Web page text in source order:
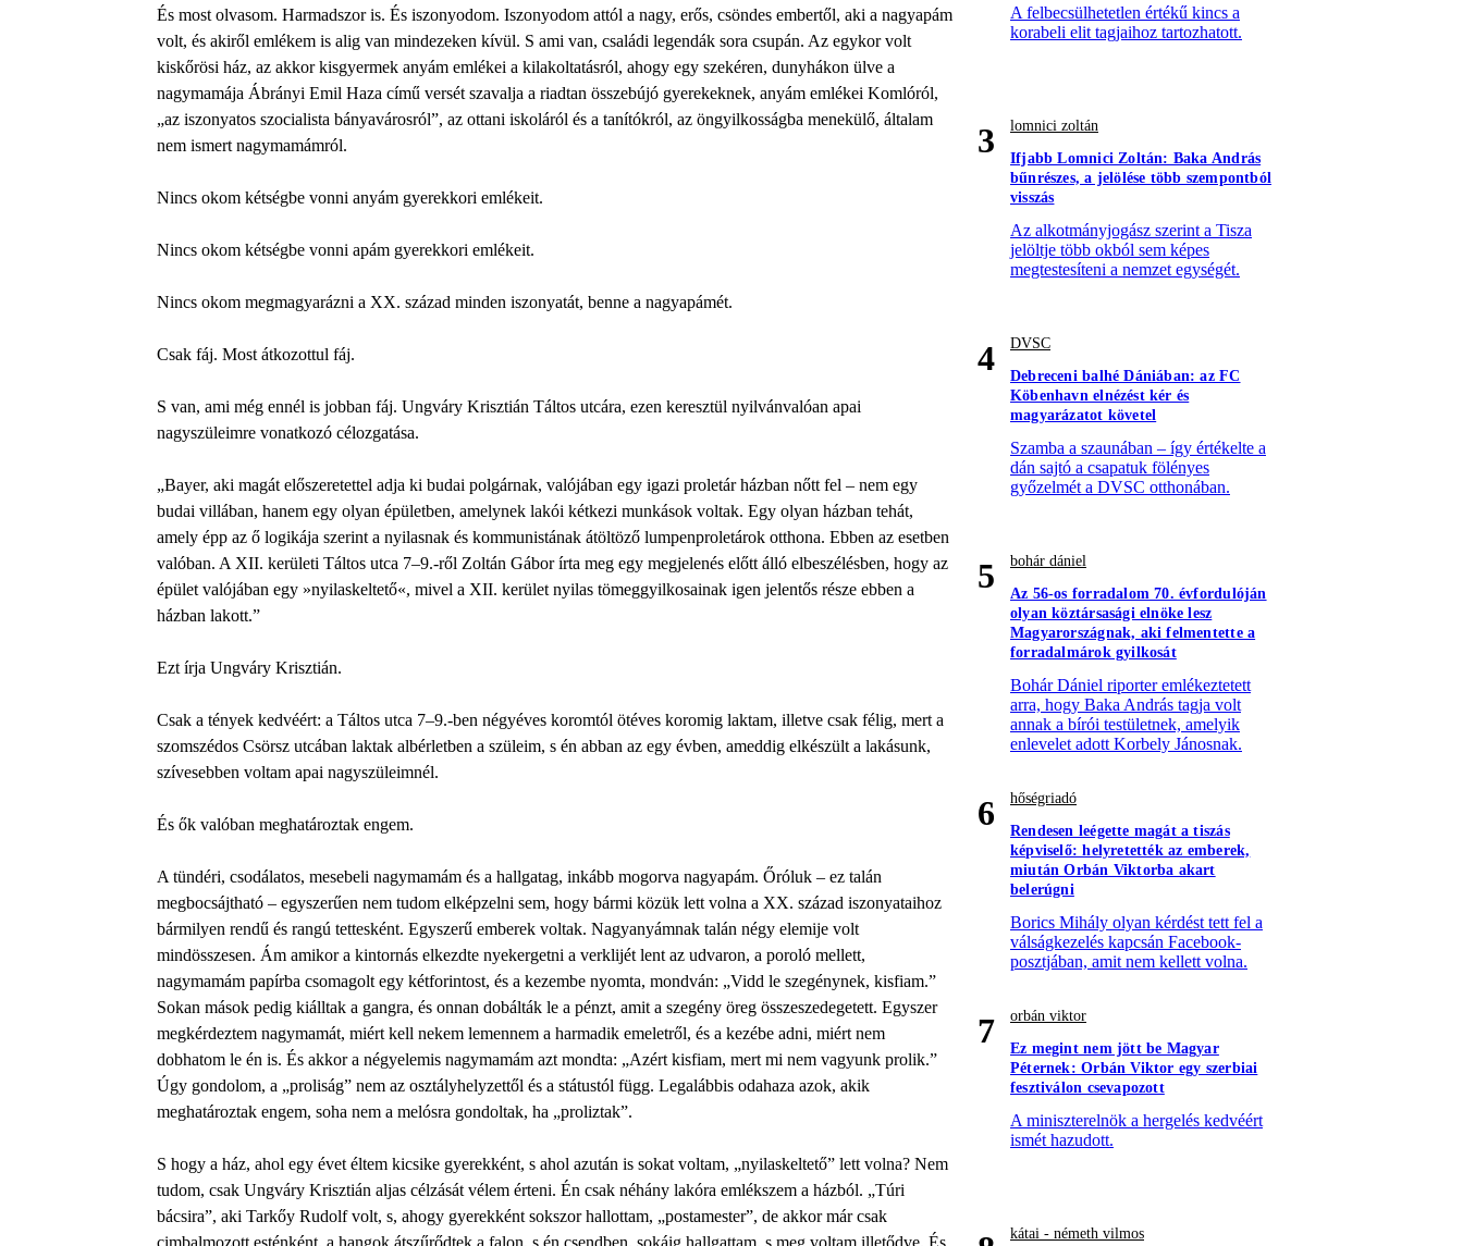
És most olvasom. Harmadszor is. És iszonyodom. Iszonyodom attól a nagy, erős, csöndes embertől, aki a nagyapám
volt, és akiről emlékem is alig van mindezeken kívül. S ami van, családi legendák sora csupán. Az egykor volt
kiskőrösi ház, az akkor kisgyermek anyám emlékei a kilakoltatásról, ahogy egy szekéren, dunyhákon ülve a
nagymamája Ábrányi Emil Haza című versét szavalja a riadtan összebújó gyerekeknek, anyám emlékei Komlóról,
„az iszonyatos szocialista bányavárosról”, az ottani iskoláról és a tanítókról, az öngyilkosságba menekülő, általam
nem ismert nagymamámról.
Nincs okom kétségbe vonni anyám gyerekkori emlékeit.
Nincs okom kétségbe vonni apám gyerekkori emlékeit.
Nincs okom megmagyarázni a XX. század minden iszonyatát, benne a nagyapámét.
Csak fáj. Most átkozottul fáj.
S van, ami még ennél is jobban fáj. Ungváry Krisztián Táltos utcára, ezen keresztül nyilvánvalóan apai
nagyszüleimre vonatkozó célozgatása.
„Bayer, aki magát előszeretettel adja ki budai polgárnak, valójában egy igazi proletár házban nőtt fel – nem egy
budai villában, hanem egy olyan épületben, amelynek lakói kétkezi munkások voltak. Egy olyan házban tehát,
amely épp az ő logikája szerint a nyilasnak és kommunistának átöltöző lumpenproletárok otthona. Ebben az esetben
valóban. A XII. kerületi Táltos utca 7–9.-ről Zoltán Gábor írta meg egy megjelenés előtt álló elbeszélésben, hogy az
épület valójában egy »nyilaskeltető«, mivel a XII. kerület nyilas tömeggyilkosainak igen jelentős része ebben a
házban lakott.”
Ezt írja Ungváry Krisztián.
Csak a tények kedvéért: a Táltos utca 7–9.-ben négyéves koromtól ötéves koromig laktam, illetve csak félig, mert a
szomszédos Csörsz utcában laktak albérletben a szüleim, s én abban az egy évben, ameddig elkészült a lakásunk,
szívesebben voltam apai nagyszüleimnél.
És ők valóban meghatároztak engem.
A tündéri, csodálatos, mesebeli nagymamám és a hallgatag, inkább mogorva nagyapám. Őróluk – ez talán
megbocsájtható – egyszerűen nem tudom elképzelni sem, hogy bármi közük lett volna a XX. század iszonyataihoz
bármilyen rendű és rangú tettesként. Egyszerű emberek voltak. Nagyanyámnak talán négy elemije volt
mindösszesen. Ám amikor a kintornás elkezdte nyekergetni a verklijét lent az udvaron, a poroló mellett,
nagymamám papírba csomagolt egy kétforintost, és a kezembe nyomta, mondván: „Vidd le szegénynek, kisfiam.”
Sokan mások pedig kiálltak a gangra, és onnan dobálták le a pénzt, amit a szegény öreg összeszedegetett. Egyszer
megkérdeztem nagymamát, miért kell nekem lemennem a harmadik emeletről, és a kezébe adni, miért nem
dobhatom le én is. És akkor a négyelemis nagymamám azt mondta: „Azért kisfiam, mert mi nem vagyunk prolik.”
Úgy gondolom, a „proliság” nem az osztályhelyzettől és a státustól függ. Legalábbis odahaza azok, akik
meghatároztak engem, soha nem a melósra gondoltak, ha „proliztak”.
S hogy a ház, ahol egy évet éltem kicsike gyerekként, s ahol azután is sokat voltam, „nyilaskeltető” lett volna? Nem
tudom, csak Ungváry Krisztián aljas célzását vélem érteni. Én csak néhány lakóra emlékszem a házból. „Túri
bácsira”, aki Tarkőy Rudolf volt, s, ahogy gyerekként sokszor hallottam, „postamester”, de akkor már csak
A felbecsülhetetlen értékű kincs a
korabeli elit tagjaihoz tartozhatott.
3
lomnici zoltán
Ifjabb Lomnici Zoltán: Baka András
bűnrészes, a jelölése több szempontból
visszás
Az alkotmányjogász szerint a Tisza
jelöltje több okból sem képes
megtestesíteni a nemzet egységét.
4
DVSC
Debreceni balhé Dániában: az FC
Köbenhavn elnézést kér és
magyarázatot követel
Szamba a szaunában – így értékelte a
dán sajtó a csapatuk fölényes
győzelmét a DVSC otthonában.
5
bohár dániel
Az 56-os forradalom 70. évfordulóján
olyan köztársasági elnöke lesz
Magyarországnak, aki felmentette a
forradalmárok gyilkosát
Bohár Dániel riporter emlékeztetett
arra, hogy Baka András tagja volt
annak a bírói testületnek, amelyik
enlevelet adott Korbely Jánosnak.
6
hőségriadó
Rendesen leégette magát a tiszás
képviselő: helyretették az emberek,
miután Orbán Viktorba akart
belerúgni
Borics Mihály olyan kérdést tett fel a
válságkezelés kapcsán Facebook-
posztjában, amit nem kellett volna.
7
orbán viktor
Ez megint nem jött be Magyar
Péternek: Orbán Viktor egy szerbiai
fesztiválon csevapozott
A miniszterelnök a hergelés kedvéért
ismét hazudott.
kátai - németh vilmos